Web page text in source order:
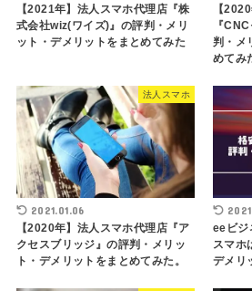
【2021年】法人スマホ代理店『株
式会社wiz(ワイズ)』の評判・メリ
ット・デメリットをまとめてみた
【
『
判・メ
めてみ
法人スマホ
2021.01.06
【2020年】法人スマホ代理店『ア
クセスブリッジ』の評判・メリッ
ト・デメリットをまとめてみた。
eeビジ
スマホ
デメリ